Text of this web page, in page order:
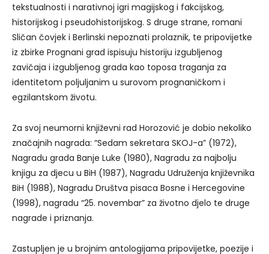
tekstualnosti i narativnoj igri magijskog i fakcijskog,
historijskog i pseudohistorijskog. S druge strane, romani
Sličan čovjek i Berlinski nepoznati prolaznik, te pripovijetke
iz zbirke Prognani grad ispisuju historiju izgubljenog
zavičaja i izgubljenog grada kao toposa traganja za
identitetom poljuljanim u surovom prognaničkom i
egzilantskom životu.
Za svoj neumorni književni rad Horozović je dobio nekoliko
značajnih nagrada: “Sedam sekretara SKOJ-a” (1972),
Nagradu grada Banje Luke (1980), Nagradu za najbolju
knjigu za djecu u BiH (1987), Nagradu Udruženja književnika
BiH (1988), Nagradu Društva pisaca Bosne i Hercegovine
(1998), nagradu “25. novembar” za životno djelo te druge
nagrade i priznanja.
Zastupljen je u brojnim antologijama pripovijetke, poezije i